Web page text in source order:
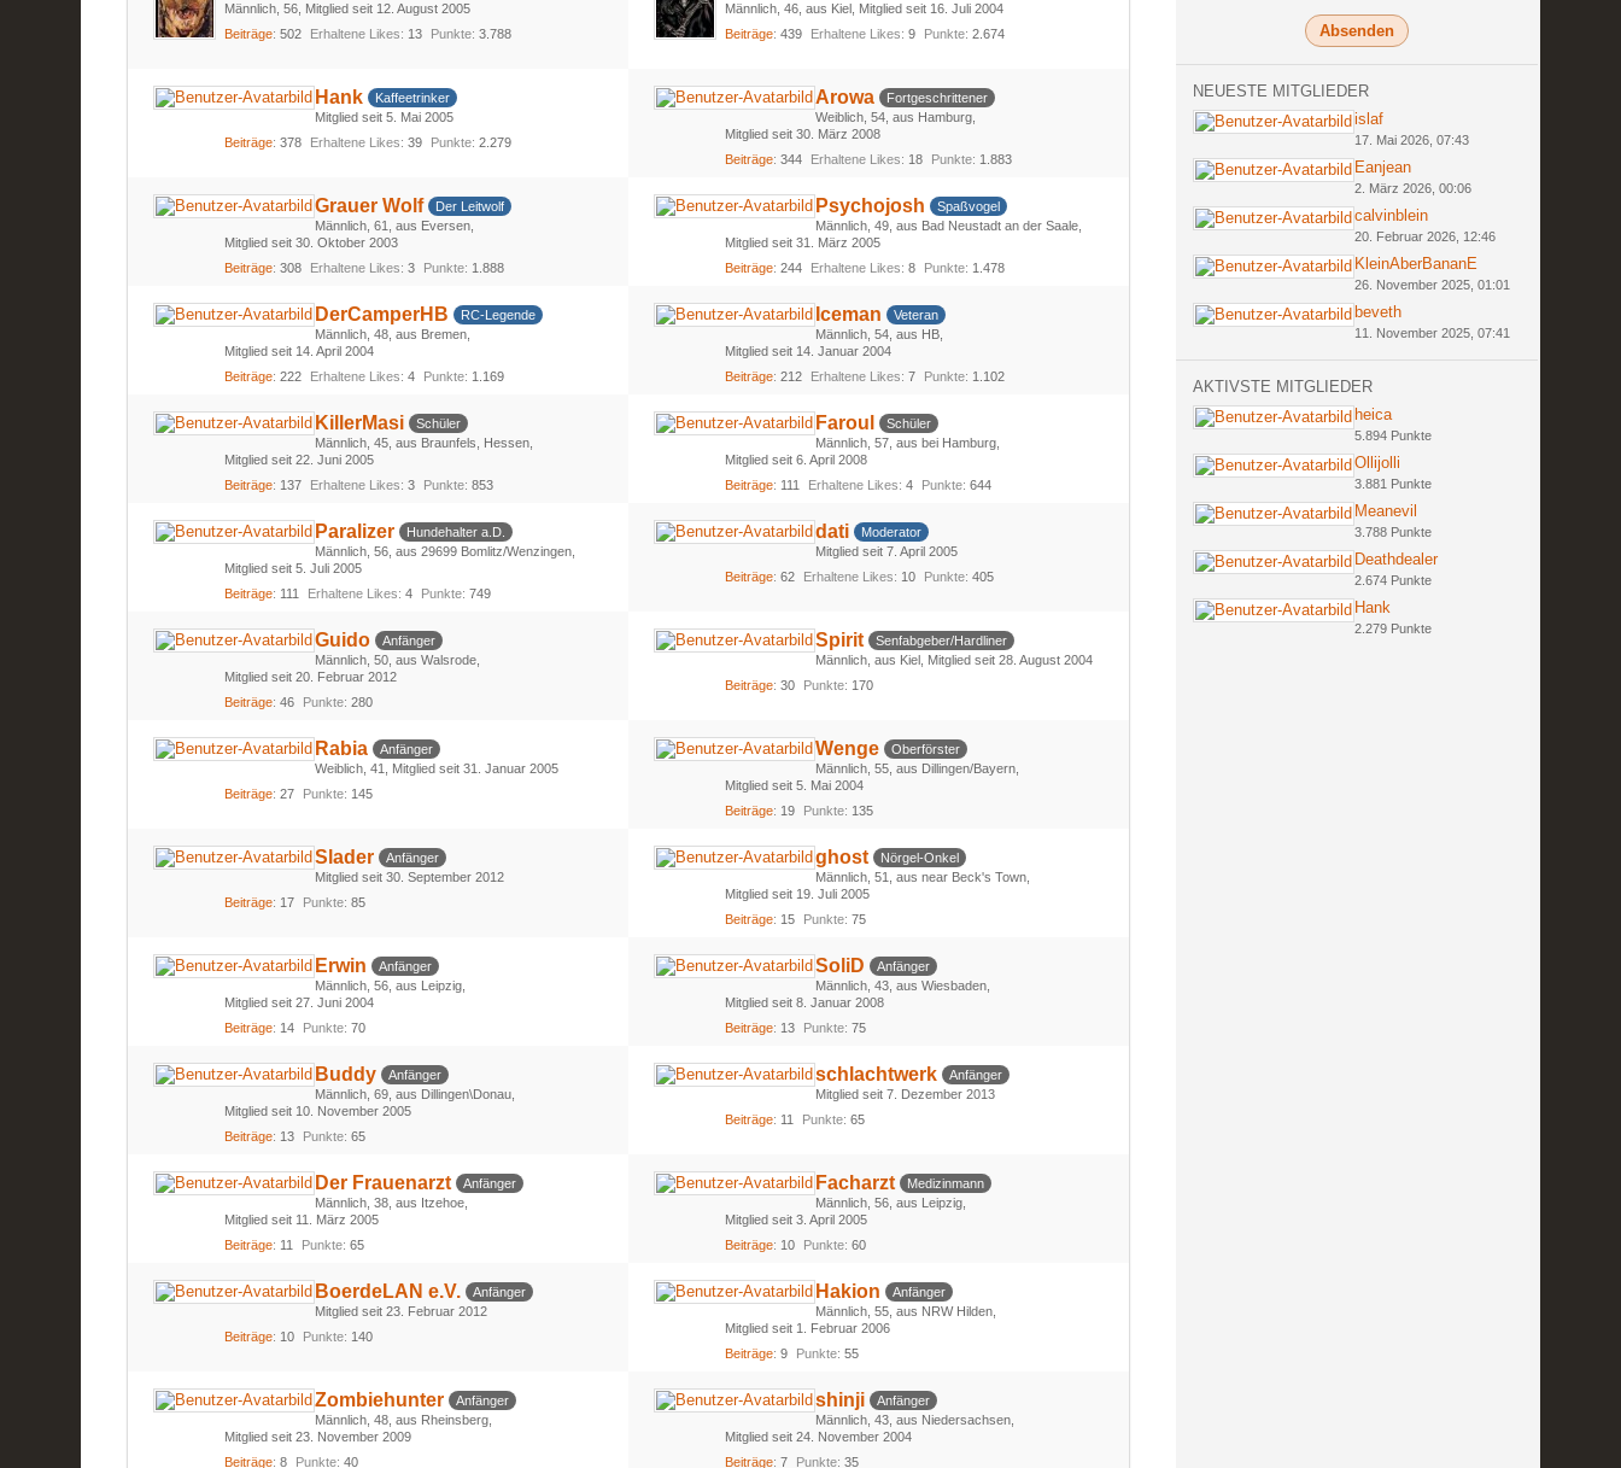
Männlich 56 Mitglied seit 12. August 2005
Beiträge 502 Erhaltene Likes 13 Punkte 3.788
Männlich 46 aus Kiel Mitglied seit 16. Juli 2004
Beiträge 439 Erhaltene Likes 9 Punkte 2.674
Hank
Kaffeetrinker
Mitglied seit 5. Mai 2005
Beiträge 378 Erhaltene Likes 39 Punkte 2.279
Arowa
Fortgeschrittener
Weiblich 54 aus Hamburg
Mitglied seit 30. März 2008
Beiträge 344 Erhaltene Likes 18 Punkte 1.883
Grauer Wolf
Der Leitwolf
Männlich 61
aus Eversen
Mitglied seit 30. Oktober 2003
Beiträge 308 Erhaltene Likes 3 Punkte 1.888
Psychojosh
Spaßvogel
Männlich 49 aus Bad Neustadt an der Saale
Mitglied seit 31. März 2005
Beiträge 244 Erhaltene Likes 8 Punkte 1.478
DerCamperHB
RC-Legende
Männlich 48 aus Bremen
Mitglied seit 14. April 2004
Beiträge 222 Erhaltene Likes 4 Punkte 1.169
Iceman
Veteran
Männlich 54 aus HB
Mitglied seit 14. Januar 2004
Beiträge 212 Erhaltene Likes 7 Punkte 1.102
KillerMasi
Schüler
Männlich 45 aus Braunfels, Hessen
Mitglied seit 22. Juni 2005
Beiträge 137 Erhaltene Likes 3 Punkte 853
Faroul
Schüler
Männlich 57 aus bei Hamburg
Mitglied seit 6. April 2008
Beiträge 111 Erhaltene Likes 4 Punkte 644
Paralizer
Hundehalter a.D.
Männlich 56 aus 29699 Bomlitz/Wenzingen
Mitglied seit 5. Juli 2005
Beiträge 111 Erhaltene Likes 4 Punkte 749
dati
Moderator
Mitglied seit 7. April 2005
Beiträge 62 Erhaltene Likes 10 Punkte 405
Guido
Anfänger
Männlich 50 aus Walsrode
Mitglied seit 20. Februar 2012
Beiträge 46 Punkte 280
Spirit
Senfabgeber/Hardliner
Männlich aus Kiel Mitglied seit 28. August 2004
Beiträge 30 Punkte 170
Rabia
Anfänger
Weiblich 41
Mitglied seit 31. Januar 2005
Beiträge 27 Punkte 145
Wenge
Oberförster
Männlich 55 aus Dillingen/Bayern
Mitglied seit 5. Mai 2004
Beiträge 19 Punkte 135
Slader
Anfänger
Mitglied seit 30. September 2012
Beiträge 17 Punkte 85
ghost
Nörgel-Onkel
Männlich 51
aus near Beck's Town
Mitglied seit 19. Juli 2005
Beiträge 15 Punkte 75
Erwin
Anfänger
Männlich 56 aus Leipzig
Mitglied seit 27. Juni 2004
Beiträge 14 Punkte 70
SoliD
Anfänger
Männlich 43 aus Wiesbaden
Mitglied seit 8. Januar 2008
Beiträge 13 Punkte 75
Buddy
Anfänger
Männlich 69 aus Dillingen\Donau
Mitglied seit 10. November 2005
Beiträge 13 Punkte 65
schlachtwerk
Anfänger
Mitglied seit 7. Dezember 2013
Beiträge 11 Punkte 65
Der Frauenarzt
Anfänger
Männlich 38 aus Itzehoe
Mitglied seit 11. März 2005
Beiträge 11 Punkte 65
Facharzt
Medizinmann
Männlich 56 aus Leipzig
Mitglied seit 3. April 2005
Beiträge 10 Punkte 60
BoerdeLAN e.V.
Anfänger
Mitglied seit 23. Februar 2012
Beiträge 10 Punkte 140
Hakion
Anfänger
Männlich 55 aus NRW Hilden
Mitglied seit 1. Februar 2006
Beiträge 9 Punkte 55
Zombiehunter
Anfänger
Männlich 48 aus Rheinsberg
Mitglied seit 23. November 2009
Beiträge 8 Punkte 40
shinji
Anfänger
Männlich 43 aus Niedersachsen
Mitglied seit 24. November 2004
Beiträge 7 Punkte 35
NEUESTE MITGLIEDER
islaf
17. Mai 2026, 07:43
Eanjean
2. März 2026, 00:06
calvinblein
20. Februar 2026, 12:46
KleinAberBananE
26. November 2025, 01:01
beveth
11. November 2025, 07:41
AKTIVSTE MITGLIEDER
heica
5.894 Punkte
Ollijolli
3.881 Punkte
Meanevil
3.788 Punkte
Deathdealer
2.674 Punkte
Hank
2.279 Punkte